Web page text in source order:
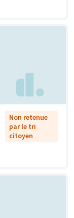
Non retenue
par le tri
citoyen